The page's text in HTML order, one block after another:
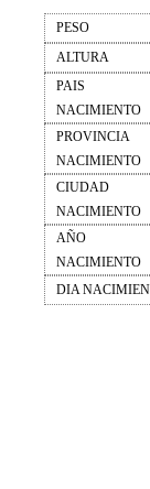
PESO
ALTURA
PAIS
NACIMIENTO
PROVINCIA
NACIMIENTO
CIUDAD
NACIMIENTO
AÑO
NACIMIENTO
DIA